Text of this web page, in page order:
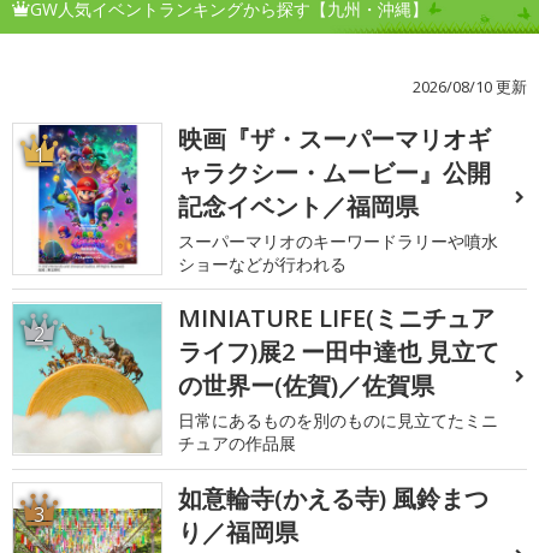
GW人気イベントランキングから探す【九州・沖縄】
2026/08/10 更新
1
映画『ザ・スーパーマリオギ
ャラクシー・ムービー』公開
記念イベント／福岡県
スーパーマリオのキーワードラリーや噴水
ショーなどが行われる
2
MINIATURE LIFE(ミニチュア
ライフ)展2 ー田中達也 見立て
の世界ー(佐賀)／佐賀県
日常にあるものを別のものに見立てたミニ
チュアの作品展
3
如意輪寺(かえる寺) 風鈴まつ
り／福岡県